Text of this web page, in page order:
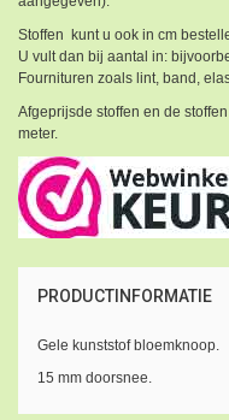
Stoffen kunt u ook in cm
U vult dan bij aantal in:
Fournituren zoals lint, band,
Afgeprijsde stoffen en de
meter.
PRODUCTINFORMATIE
Gele kunststof bloemknoop.
15 mm doorsnee.